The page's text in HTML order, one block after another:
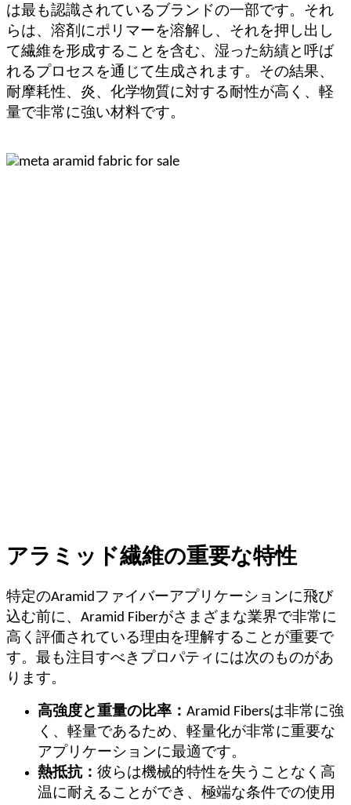
は最も認識されているブランドの一部です。それ
らは、溶剤にポリマーを溶解し、それを押し出し
て繊維を形成することを含む、湿った紡績と呼ば
れるプロセスを通じて生成されます。その結果、
耐摩耗性、炎、化学物質に対する耐性が高く、軽
量で非常に強い材料です。
アラミッド繊維の重要な特性
特定のAramidファイバーアプリケーションに飛び
込む前に、Aramid Fiberがさまざまな業界で非常に
高く評価されている理由を理解することが重要で
す。最も注目すべきプロパティには次のものがあ
ります。
高強度と重量の比率： Aramid Fibersは非常に強
く、軽量であるため、軽量化が非常に重要な
アプリケーションに最適です。
熱抵抗： 彼らは機械的特性を失うことなく高
温に耐えることができ、極端な条件での使用